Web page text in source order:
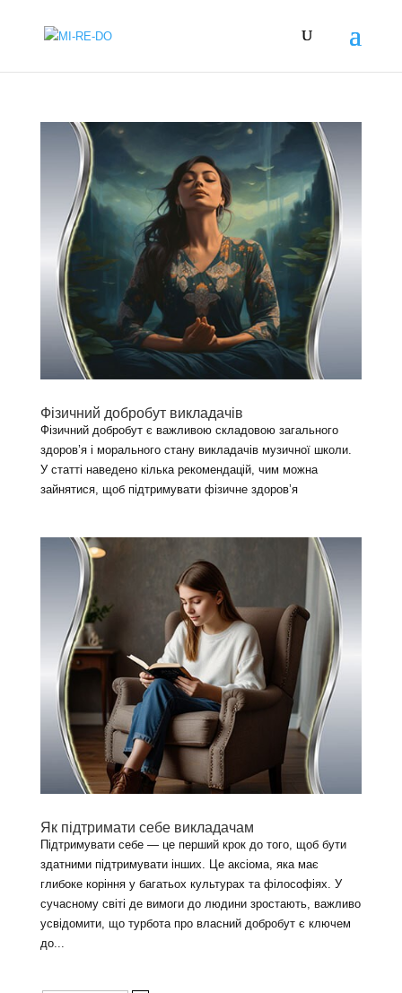
Фізичний добробут викладачів
Фізичний добробут є важливою складовою загального
здоров’я і морального стану викладачів музичної школи.
У статті наведено кілька рекомендацій, чим можна
зайнятися, щоб підтримувати фізичне здоров’я
Як підтримати себе викладачам
Підтримувати себе — це перший крок до того, щоб бути
здатними підтримувати інших. Це аксіома, яка має
глибоке коріння у багатьох культурах та філософіях. У
сучасному світі де вимоги до людини зростають, важливо
усвідомити, що турбота про власний добробут є ключем
до...